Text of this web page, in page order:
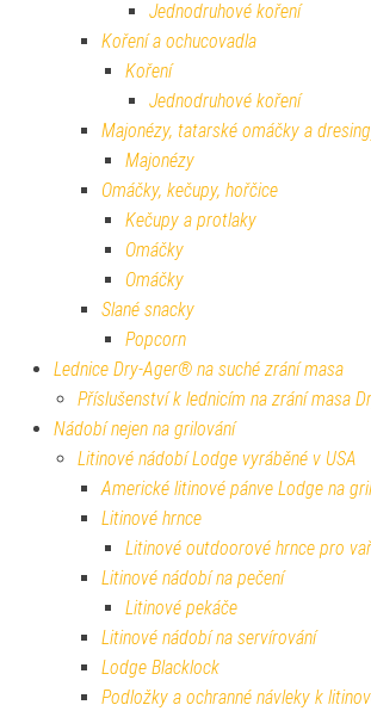
Jednodruhové koření
Koření a ochucovadla
Koření
Jednodruhové koření
Majonézy, tatarské omáčky a
Majonézy
Omáčky, kečupy, hořčice
Kečupy a protlaky
Omáčky
Omáčky
Slané snacky
Popcorn
Lednice Dry-Ager® na suché zrání masa
Příslušenství k lednicím na zrání masa
Nádobí nejen na grilování
Litinové nádobí Lodge vyráběné v USA
Americké litinové pánve Lodge na
Litinové hrnce
Litinové outdoorové hrnce pro
Litinové nádobí na pečení
Litinové pekáče
Litinové nádobí na servírování
Lodge Blacklock
Podložky a ochranné návleky k